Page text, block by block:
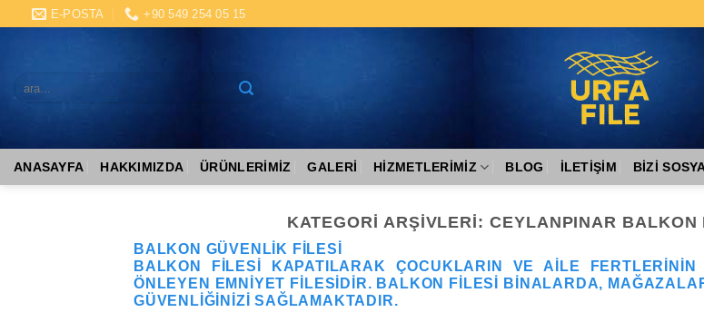
E-POSTA +90 549 254 05 15
ANASAYFA HAKKIMIZDA ÜRÜNLERIMIZ GALERI HIZMETLERIMIZ BLOG İLETIŞIM BİZİ
KATEGORI ARŞIVLERI: CEYLANPINAR
BALKON GÜVENLIK FILESI
BALKON FILESI KAPATILARAK ÇOCUKLARIN VE AILE FERTLERININ
ÖNLEYEN EMNIYET FILESIDIR. BALKON FILESI BINALARDA,
GÜVENLIĞINIZI SAĞLAMAKTADIR.